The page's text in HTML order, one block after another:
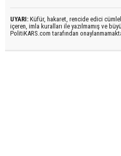
UYARI: Küfür, hakaret, rencide edici
içeren, imla kuralları ile yazılmamış ve
PolitiKARS.com tarafından